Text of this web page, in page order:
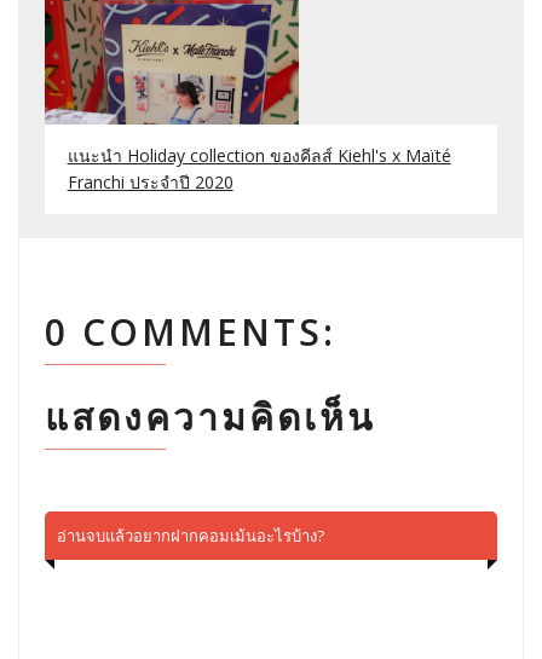
แนะนำ Holiday collection ของคีลส์ Kiehl's x Maïté
Franchi ประจำปี 2020
0 COMMENTS:
แสดงความคิดเห็น
อ่านจบแล้วอยากฝากคอมเม้นอะไรบ้าง?